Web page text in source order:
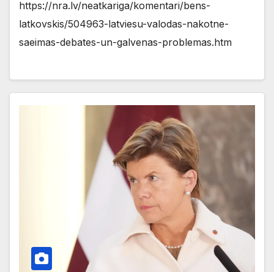
https://nra.lv/neatkariga/komentari/bens-
latkovskis/504963-latviesu-valodas-nakotne-
saeimas-debates-un-galvenas-problemas.htm